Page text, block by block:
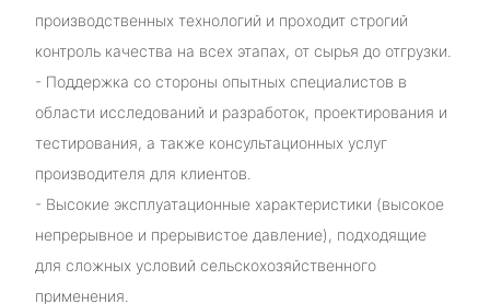
производственных технологий и проходит строгий
контроль качества на всех этапах, от сырья до отгрузки.
- Поддержка со стороны опытных специалистов в
области исследований и разработок, проектирования и
тестирования, а также консультационных услуг
производителя для клиентов.
- Высокие эксплуатационные характеристики (высокое
непрерывное и прерывистое давление), подходящие
для сложных условий сельскохозяйственного
применения.